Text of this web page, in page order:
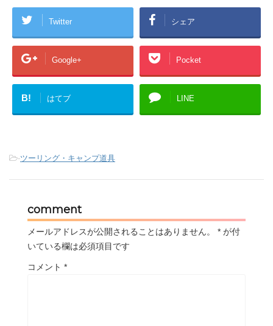
Twitter シェア
Google+ Pocket
B! はてブ LINE
-ツーリング・キャンプ道具
comment
メールアドレスが公開されることはありません。 * が付
いている欄は必須項目です
コメント *